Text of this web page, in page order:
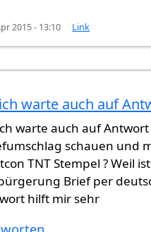
2015 - 13:10 Link
Nach 9 vonAsylant
warte auch auf
warte auch auf
schauen und
TNT Stempel ? Weil
Brief per
hilft mir sehr